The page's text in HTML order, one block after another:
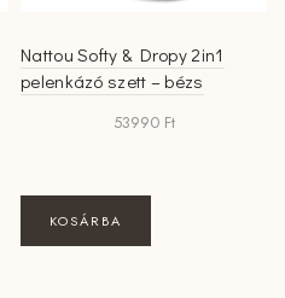
Nattou Softy & Dropy 2in1
pelenkázó szett – bézs
53990 Ft
KOSÁRBA